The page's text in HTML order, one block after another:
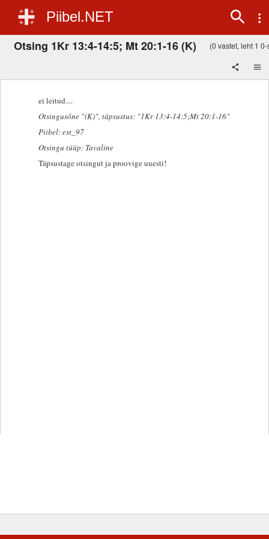
Piibel.NET
Otsing 1Kr 13:4-14:5; Mt 20:1-16 (K) (0 vastet, leht 1 0-
ei leitud....
Otsingusõne "(K)" , täpsustus: "1Kr 13:4-14:5;Mt 20:1-16"
Piibel: est_97
Otsingu tüüp: Tavaline
Täpsustage otsingut ja proovige uuesti!